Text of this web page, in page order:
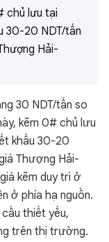
chủ lưu tại
30-20 NDT/tấn
Hải-
30 NDT/tấn so
kẽm 0# chủ lưu
khấu 30-20
Thượng Hải-
kẽm duy trì ở
ở phía hạ nguồn.
thiết yếu,
trên thị trường.